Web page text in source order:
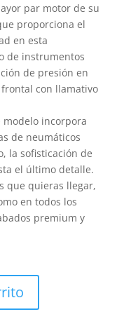
par motor de su
proporciona el
en esta
de instrumentos
de presión en
con llamativo
modelo incorpora
de neumáticos
la sofisticación de
el último detalle.
que quieras llegar,
en todos los
premium y